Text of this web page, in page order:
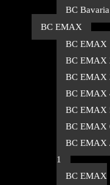
BC
BC EMAX
BC EMAX
BC EMAX
BC EMAX
BC EMAX
BC EMAX
BC EMAX
BC EMAX
1
BC EMAX